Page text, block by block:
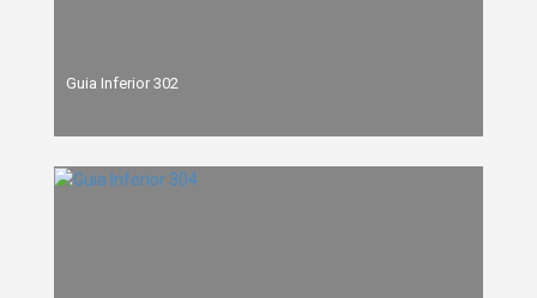
Guia Inferior 302